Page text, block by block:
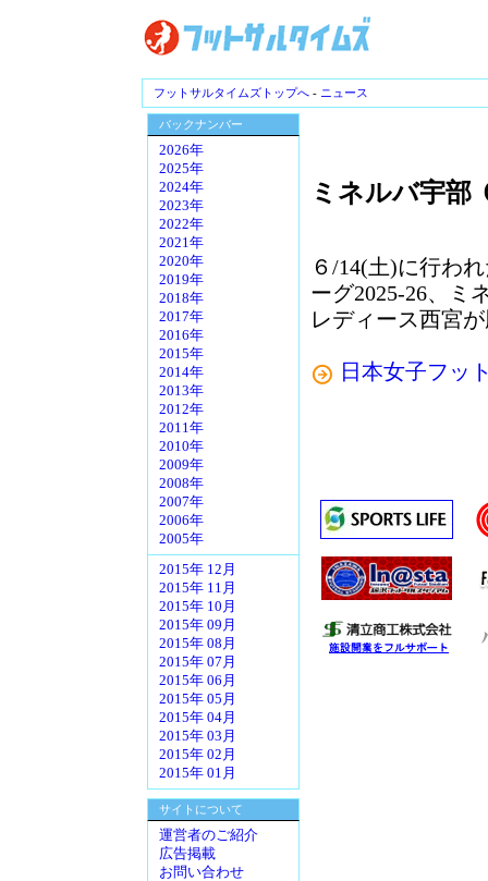
フットサルタイムズトップへ - ニュース
バックナンバー
2026年
2025年
2024年
2023年
2022年
2021年
2020年
2019年
2018年
2017年
2016年
2015年
2014年
2013年
2012年
2011年
2010年
2009年
2008年
2007年
2006年
2005年
2015年 12月
2015年 11月
2015年 10月
2015年 09月
2015年 08月
2015年 07月
2015年 06月
2015年 05月
2015年 04月
2015年 03月
2015年 02月
2015年 01月
サイトについて
運営者のご紹介
広告掲載
お問い合わせ
ミネルバ宇部
６/14(土)に行わ
ーグ2025-26、ミ
レディース西宮
日本女子フッ